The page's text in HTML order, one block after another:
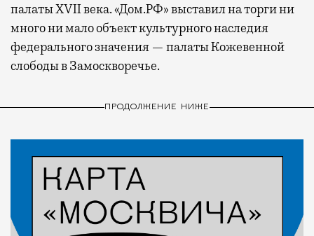
палаты XVII века. «Дом.РФ» выставил на торги ни
много ни мало объект культурного наследия
федерального значения — палаты Кожевенной
слободы в Замоскворечье.
ПРОДОЛЖЕНИЕ НИЖЕ